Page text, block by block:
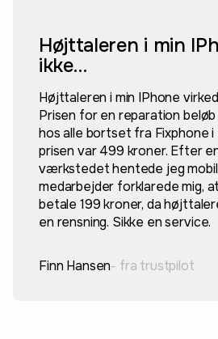
Højttaleren i min
ikke…
Højttaleren i min IPhone
Prisen for en reparation
hos alle bortset fra Fixphone i
prisen var 499 kroner. Efter
værkstedet hentede jeg
medarbejder forklarede mig,
betale 199 kroner, da
en rensning. Sikke en service.
Finn Hansen- fra trustpilot